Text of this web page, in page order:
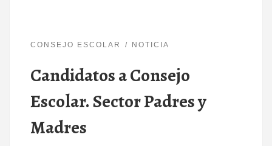
CONSEJO ESCOLAR NOTICIA
Candidatos a Consejo
Escolar. Sector Padres y
Madres